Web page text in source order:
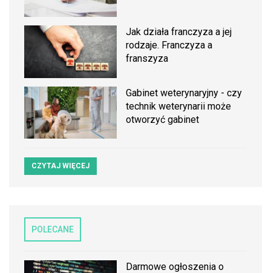
Jak działa franczyza a jej
rodzaje. Franczyza a
franszyza
Gabinet weterynaryjny - czy
technik weterynarii może
otworzyć gabinet
CZYTAJ WIĘCEJ
POLECANE
Darmowe ogłoszenia o